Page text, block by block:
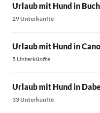
Urlaub mit Hund in
29 Unterkünfte
Urlaub mit Hund in
5 Unterkünfte
Urlaub mit Hund in
33 Unterkünfte